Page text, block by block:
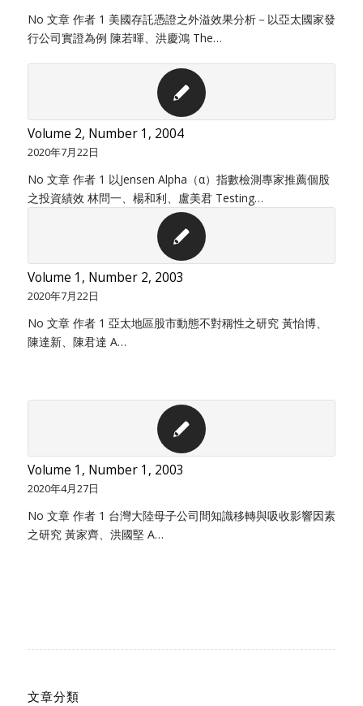
No 文章 作者 1 美國存託憑證之外溢效果分析－以亞太國家發
行公司實證為例 陳若暉、洪慶鴻 The…
Volume 2, Number 1, 2004
2020年7月22日
No 文章 作者 1 以Jensen Alpha（α）指數檢測專家推薦個股
之投資績效 林問一、楊和利、盧美君 Testing…
Volume 1, Number 2, 2003
2020年7月22日
No 文章 作者 1 亞太地區股市動態不對稱性之研究 黃怡博、
陳達新、陳君達 A…
Volume 1, Number 1, 2003
2020年4月27日
No 文章 作者 1 台灣大陸母子公司間知識移轉與吸收影響因素
之研究 黃家齊、洪國堅 A…
文章分類